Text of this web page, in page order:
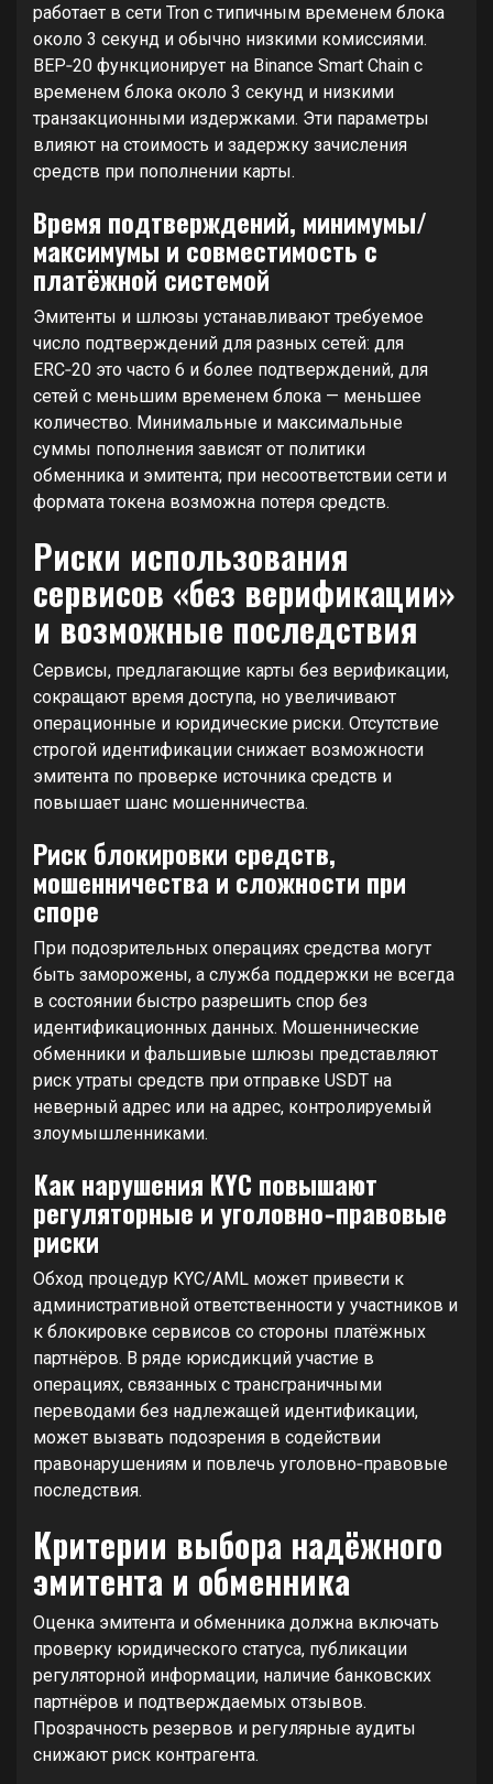
работает в сети Tron с типичным временем блока
около 3 секунд и обычно низкими комиссиями.
BEP‑20 функционирует на Binance Smart Chain с
временем блока около 3 секунд и низкими
транзакционными издержками. Эти параметры
влияют на стоимость и задержку зачисления
средств при пополнении карты.
Время подтверждений, минимумы/
максимумы и совместимость с
платёжной системой
Эмитенты и шлюзы устанавливают требуемое
число подтверждений для разных сетей: для
ERC‑20 это часто 6 и более подтверждений, для
сетей с меньшим временем блока — меньшее
количество. Минимальные и максимальные
суммы пополнения зависят от политики
обменника и эмитента; при несоответствии сети и
формата токена возможна потеря средств.
Риски использования
сервисов «без верификации»
и возможные последствия
Сервисы, предлагающие карты без верификации,
сокращают время доступа, но увеличивают
операционные и юридические риски. Отсутствие
строгой идентификации снижает возможности
эмитента по проверке источника средств и
повышает шанс мошенничества.
Риск блокировки средств,
мошенничества и сложности при
споре
При подозрительных операциях средства могут
быть заморожены, а служба поддержки не всегда
в состоянии быстро разрешить спор без
идентификационных данных. Мошеннические
обменники и фальшивые шлюзы представляют
риск утраты средств при отправке USDT на
неверный адрес или на адрес, контролируемый
злоумышленниками.
Как нарушения KYC повышают
регуляторные и уголовно‑правовые
риски
Обход процедур KYC/AML может привести к
административной ответственности у участников и
к блокировке сервисов со стороны платёжных
партнёров. В ряде юрисдикций участие в
операциях, связанных с трансграничными
переводами без надлежащей идентификации,
может вызвать подозрения в содействии
правонарушениям и повлечь уголовно‑правовые
последствия.
Критерии выбора надёжного
эмитента и обменника
Оценка эмитента и обменника должна включать
проверку юридического статуса, публикации
регуляторной информации, наличие банковских
партнёров и подтверждаемых отзывов.
Прозрачность резервов и регулярные аудиты
снижают риск контрагента.